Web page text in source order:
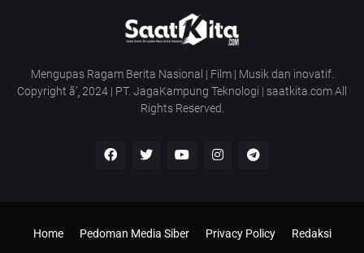
Mengupas Ragam Berita Nasional | Film | Musik dan inovatif.
Copyright â’¸ 2024 | PT. JagaKampung Teknologi | saatkita.com All
Rights Reserved.
Home Pedoman Media Siber Privacy Policy Redaksi